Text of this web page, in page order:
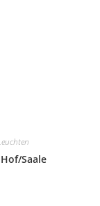
Saale